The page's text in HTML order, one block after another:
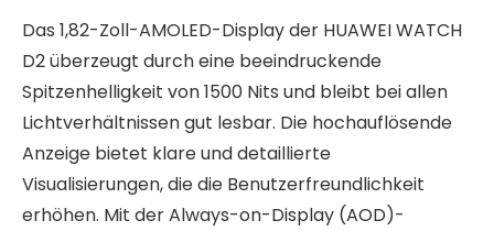
Das 1,82-Zoll-AMOLED-Display der HUAWEI WATCH
D2 überzeugt durch eine beeindruckende
Spitzenhelligkeit von 1500 Nits und bleibt bei allen
Lichtverhältnissen gut lesbar. Die hochauflösende
Anzeige bietet klare und detaillierte
Visualisierungen, die die Benutzerfreundlichkeit
erhöhen. Mit der Always-on-Display (AOD)-